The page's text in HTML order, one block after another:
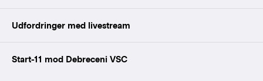
Udfordringer med livestream
Start-11 mod Debreceni VSC